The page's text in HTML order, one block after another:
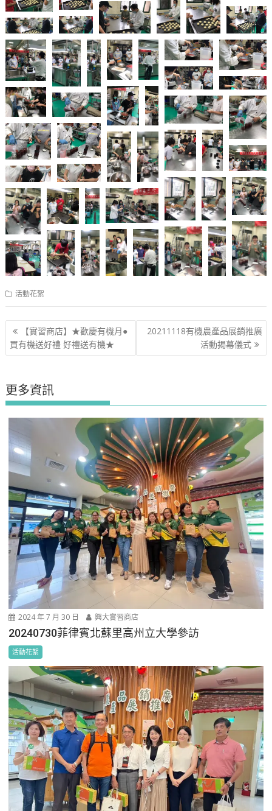
活動花絮
文
章
導
【實習商店】★歡慶有機月●
買有機送好禮 好禮送有機★
20211118有機農產品展銷推廣
活動揭幕儀式
更多資訊
2024 年 7 月 30 日 興大實習商店
20240730菲律賓北蘇里高州立大學參訪
活動花絮